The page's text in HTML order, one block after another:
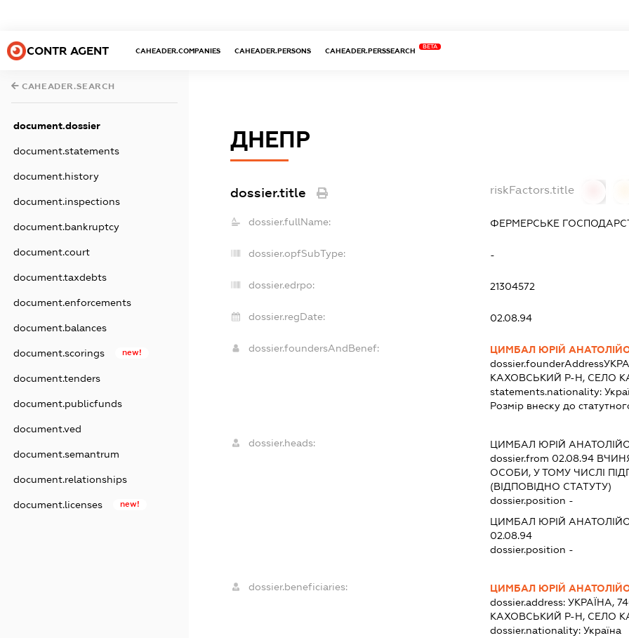
CONTR AGENT CAHEADER.COMPANIES CAHEADER.PERSONS CAHEADER.PERSSEARCH
BETA
CAHEADER.SEARCH
document.dossier
document.statements
document.history
document.inspections
document.bankruptcy
document.court
document.taxdebts
document.enforcements
document.balances
document.scorings new!
document.tenders
document.publicfunds
document.ved
document.semantrum
document.relationships
document.licenses new!
ДНЕПР
dossier.title riskFactors.title
dossier.fullName: ФЕРМЕРСЬКЕ
dossier.opfSubType: -
dossier.edrpo: 21304572
dossier.regDate: 02.08.94
dossier.foundersAndBenef:
ЦИМБАЛ ЮРІЙ
dossier.founderAddress
КАХОВСЬКИЙ Р-Н, СЕЛО
statements.nationality:
Розмір внеску до
dossier.heads: ЦИМБАЛ ЮРІЙ
dossier.from 02.08.94
ОСОБИ, У ТОМУ ЧИСЛІ
(ВІДПОВІДНО СТАТУТУ)
dossier.position -
ЦИМБАЛ ЮРІЙ
02.08.94
dossier.position -
dossier.beneficiaries:
ЦИМБАЛ ЮРІЙ
dossier.address:УКРАЇНА,
КАХОВСЬКИЙ Р-Н, СЕЛО
dossier.nationality:Україна